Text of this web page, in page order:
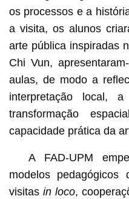
os processos e a
a visita, os alunos
arte pública inspiradas
Chi Vun,
aulas, de modo a
interpretação local,
transformação
capacidade prática da
A FAD-UPM
modelos pedagógicos
visitas in loco,